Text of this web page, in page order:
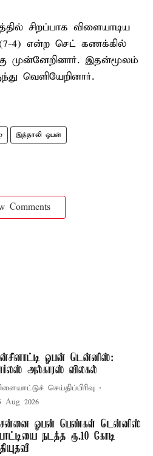
சிறப்பாக விளையாடிய
4) என்ற செட் கணக்கில்
முன்னேறினார். இதன்மூலம்
வெளியேறினார்.
இத்தாலி ஓபன்
Comments
ஓபன் டென்னிஸ்:
அல்காரஸ் விலகல்
செய்திப்பிரிவு
Aug 2026
ஓபன் பெண்கள் டென்னிஸ்
நடத்த ரூ.10 கோடி